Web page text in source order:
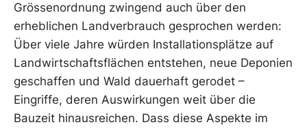
Grössenordnung zwingend auch über den
erheblichen Landverbrauch gesprochen werden:
Über viele Jahre würden Installationsplätze auf
Landwirtschaftsflächen entstehen, neue Deponien
geschaffen und Wald dauerhaft gerodet –
Eingriffe, deren Auswirkungen weit über die
Bauzeit hinausreichen. Dass diese Aspekte im